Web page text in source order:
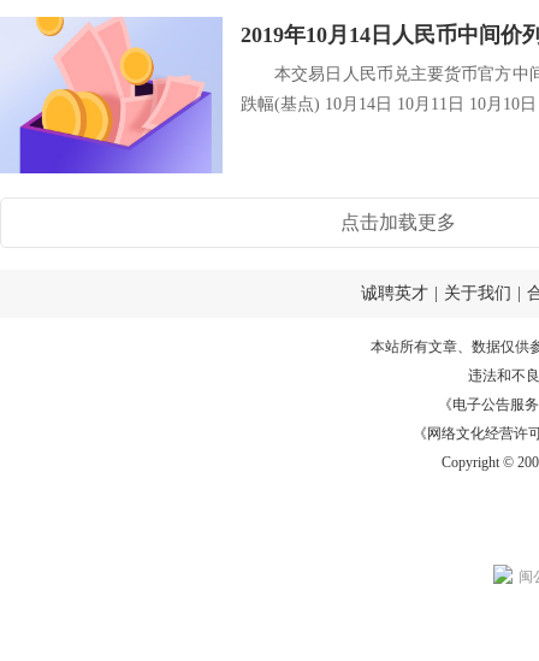
2019年10月14日人民币中间价
本交易日人民币兑主要货币官方中
跌幅(基点) 10月14日 10月11日 10月10
点击加载更多
诚聘英才 关于我们
本站所有文章、数据仅供
违法和不
《电子公告服务
《网络文化经营许
Copyright ©
闽